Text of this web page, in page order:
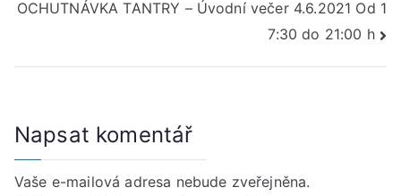
pro
příspěvek
OCHUTNÁVKA TANTRY – Úvodní večer 4.6.2021 Od 1
7:30 do 21:00 h
Napsat komentář
Vaše e-mailová adresa nebude zveřejněna.